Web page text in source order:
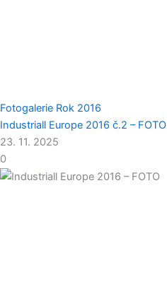
Fotogalerie Rok 2016
Industriall Europe 2016 č.2 – FOTO
23. 11. 2025
0